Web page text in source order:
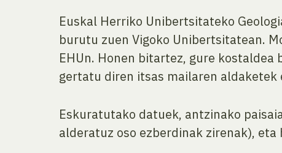
Euskal Herriko Unibertsitateko
burutu zuen Vigoko Unibertsitatean.
EHUn. Honen bitartez, gure
gertatu diren itsas mailaren
Eskuratutako datuek, antzinako
alderatuz oso ezberdinak zirenak),